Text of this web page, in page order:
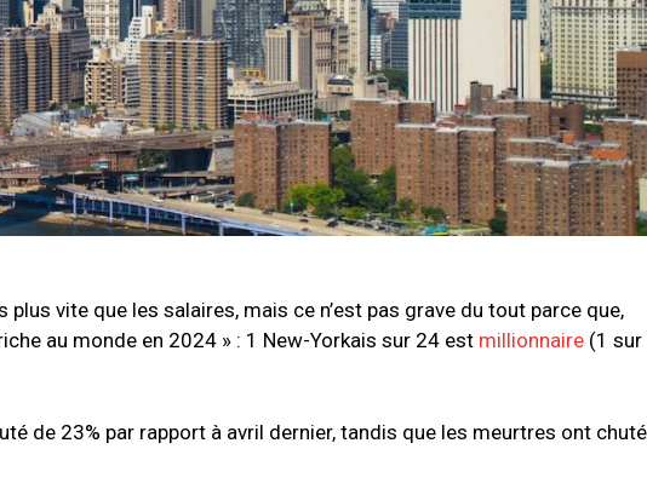
plus vite que les salaires, mais ce n’est pas grave du tout parce que,
au monde en 2024 » : 1 New-Yorkais sur 24 est millionnaire (1 sur
de 23% par rapport à avril dernier, tandis que les meurtres ont